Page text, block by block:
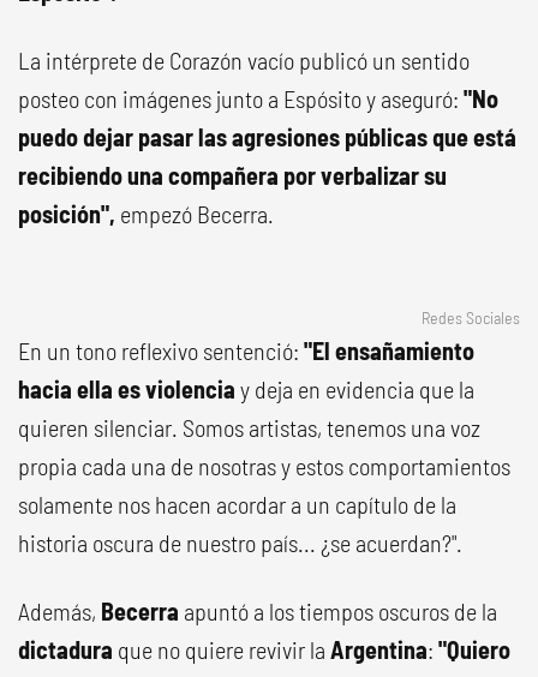
La intérprete de Corazón vacío publicó un sentido
posteo con imágenes junto a Espósito y aseguró: "No
puedo dejar pasar las agresiones públicas que está
recibiendo una compañera por verbalizar su
posición", empezó Becerra.
Redes Sociales
En un tono reflexivo sentenció: "El ensañamiento
hacia ella es violencia y deja en evidencia que la
quieren silenciar. Somos artistas, tenemos una voz
propia cada una de nosotras y estos comportamientos
solamente nos hacen acordar a un capítulo de la
historia oscura de nuestro país... ¿se acuerdan?".
Además, Becerra apuntó a los tiempos oscuros de la
dictadura que no quiere revivir la Argentina: "Quiero